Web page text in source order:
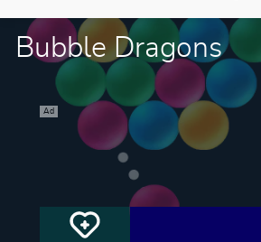
Bubble Dragons
Ad